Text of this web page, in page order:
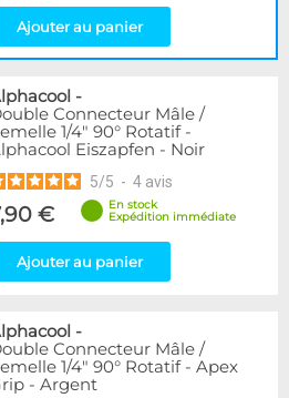
Ajouter au panier
-
Connecteur Mâle /
1/4" 90° Rotatif -
Eiszapfen - Noir
5/5 - 4 avis
€
En stock
Expédition immédiate
Ajouter au panier
-
Connecteur Mâle /
1/4" 90° Rotatif - Apex
- Argent